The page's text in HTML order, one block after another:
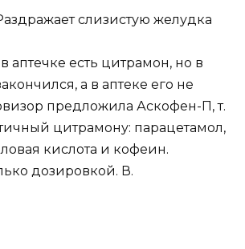
слизистую желудка
аптечке есть цитрамон, но в
а в аптеке его не
предложила Аскофен-П, т.
цитрамону: парацетамол,
кислота и кофеин.
дозировкой. В.